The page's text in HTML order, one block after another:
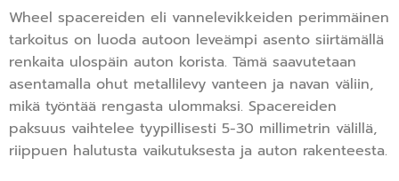
Wheel spacereiden eli vannelevikkeiden perimmäinen
tarkoitus on luoda autoon leveämpi asento siirtämällä
renkaita ulospäin auton korista. Tämä saavutetaan
asentamalla ohut metallilevy vanteen ja navan väliin,
mikä työntää rengasta ulommaksi. Spacereiden
paksuus vaihtelee tyypillisesti 5-30 millimetrin välillä,
riippuen halutusta vaikutuksesta ja auton rakenteesta.